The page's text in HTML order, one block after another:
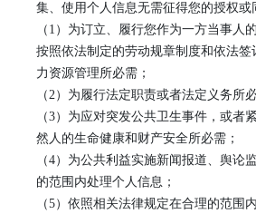
集、使用个人信息无需征得您的授权或
（ 1）为订立、履行您作为一方当事人
按照依法制定的劳动规章制度和依法签
力资源管理所必需；
（2）为履行法定职责或者法定义务所必
（3）为应对突发公共卫生事件，或者
然人的生命健康和财产安全所必需；
（4）为公共利益实施新闻报道、舆论
的范围内处理个人信息；
（5）依照相关法律规定在合理的范围